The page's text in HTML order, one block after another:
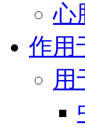
心
作用
用